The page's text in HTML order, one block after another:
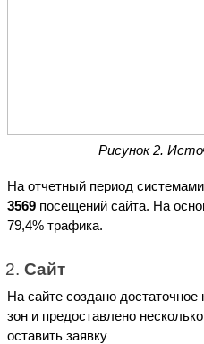
Рисунок 2.
3569 посещений сайта. На
79,4% трафика.
Сайт
На сайте создано
зон и предоставлено
оставить заявку